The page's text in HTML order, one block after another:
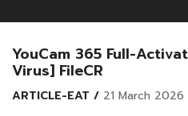
YouCam 365 Full-
Virus] FileCR
ARTICLE-EAT 21 March 2026